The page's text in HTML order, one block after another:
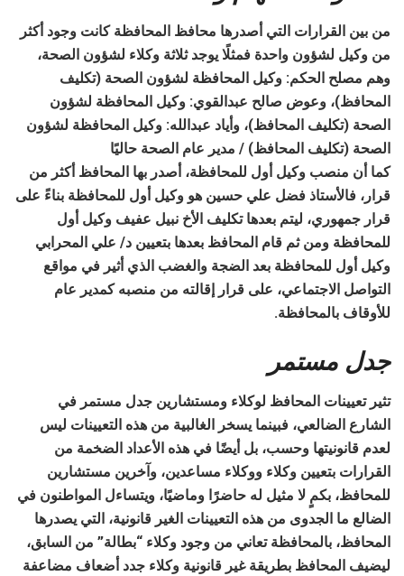
من بين القرارات التي أصدرها محافظ المحافظة كانت وجود أكثر
من وكيل لشؤون واحدة فمثلًا يوجد ثلاثة وكلاء لشؤون الصحة،
وهم مصلح الحكم: وكيل المحافظة لشؤون الصحة (تكليف
المحافظ)، وعوض صالح عبدالقوي: وكيل المحافظة لشؤون
الصحة (تكليف المحافظ)، وأياد عبدالله: وكيل المحافظة لشؤون
الصحة (تكليف المحافظ) / مدير عام الصحة حاليًا
كما أن منصب وكيل أول للمحافظة، أصدر بها المحافظ أكثر من
قرار، فالأستاذ فضل علي حسين هو وكيل أول للمحافظة بناءً على
قرار جمهوري، ليتم بعدها تكليف الأخ نبيل عفيف وكيل أول
للمحافظة ومن ثم قام المحافظ بعدها بتعيين د/ علي المحرابي
وكيل أول للمحافظة بعد الضجة والغضب الذي أثير في مواقع
التواصل الاجتماعي، على قرار إقالته من منصبه كمدير عام
للأوقاف بالمحافظة.
جدل مستمر
تثير تعيينات المحافظ لوكلاء ومستشارين جدل مستمر في
الشارع الضالعي، فبينما يسخر الغالبية من هذه التعيينات ليس
لعدم قانونيتها وحسب، بل أيضًا في هذه الأعداد الضخمة من
القرارات بتعيين وكلاء ووكلاء مساعدين، وآخرين مستشارين
للمحافظ، بكمٍ لا مثيل له حاضرًا وماضيًا، ويتساءل المواطنون في
الضالع ما الجدوى من هذه التعيينات الغير قانونية، التي يصدرها
المحافظ، بالمحافظة تعاني من وجود وكلاء “بطالة” من السابق،
ليضيف المحافظ بطريقة غير قانونية وكلاء جدد أضعاف مضاعفة